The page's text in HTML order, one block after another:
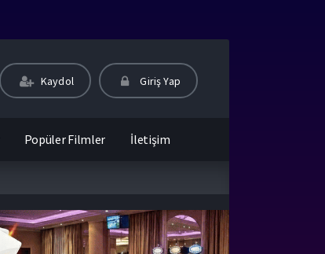
Kaydol Giriş Yap
Popüler Filmler İletişim